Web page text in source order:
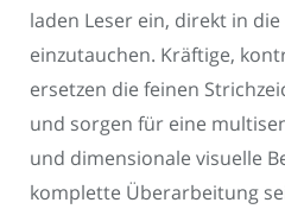
laden Leser ein, direkt in
einzutauchen. Kräftige,
ersetzen die feinen
und sorgen für eine
und dimensionale visuelle
komplette Überarbeitung